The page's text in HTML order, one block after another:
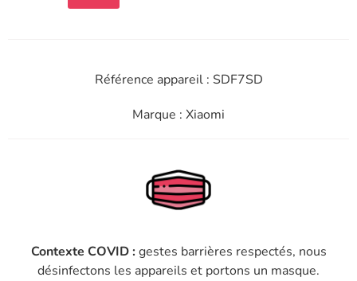
Référence appareil : SDF7SD
Marque : Xiaomi
Contexte COVID :gestes barrières respectés, nous
désinfectons les appareils et portons un masque.